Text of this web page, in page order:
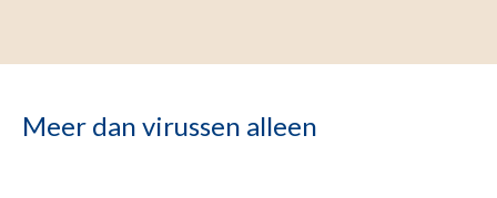
Meer dan virussen alleen